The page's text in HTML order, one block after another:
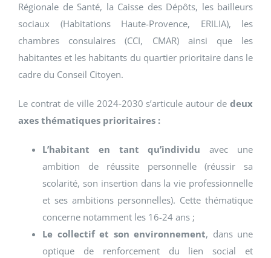
Régionale de Santé, la Caisse des Dépôts, les bailleurs
sociaux (Habitations Haute-Provence, ERILIA), les
chambres consulaires (CCI, CMAR) ainsi que les
habitantes et les habitants du quartier prioritaire dans le
cadre du Conseil Citoyen.
Le contrat de ville 2024-2030 s’articule autour de deux
axes thématiques prioritaires :
L’habitant en tant qu’individuavec une
ambition de réussite personnelle (réussir sa
scolarité, son insertion dans la vie professionnelle
et ses ambitions personnelles). Cette thématique
concerne notamment les 16-24 ans ;
Le collectif et son environnement, dans une
optique de renforcement du lien social et